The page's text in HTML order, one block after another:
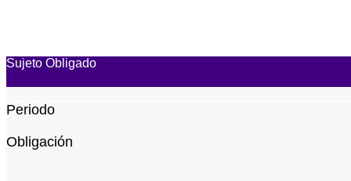
Sujeto Obligado
Periodo
Obligación